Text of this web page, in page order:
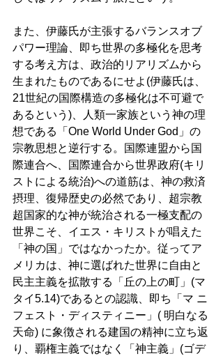
また、伊藤氏が主張するバランスオブ
パワー理論、即ち世界の多極化を思考
する考え方は、政治的リアリズムから
生まれたものであるにせよ(伊藤氏は、
21世紀の国際構造の多極化は不可避で
あるという)、人類一家族という神の理
想である「One World Under God」の
宗教思想と逆行する。国際連盟から国
際連合へ、国際連合から世界政府(キリ
ストによる統治)への道筋は、神の救済
摂理、復帰歴史の必然であり、超宗教
超国家的な神が統治される一極支配の
世界こそ、イエス・キリストが唱えた
「神の国」ではなかったか。従ってア
メリカは、神に選ばれた世界に自由と
民主主義を拡散する「丘の上の町」(マ
タイ5.14)であるとの認識、即ち「マ ニ
フェスト・ディスティニー」( 明白なる
天命) に象徴される建国の精神に立ち返
り、覇権主義ではなく「神主義」(ゴデ